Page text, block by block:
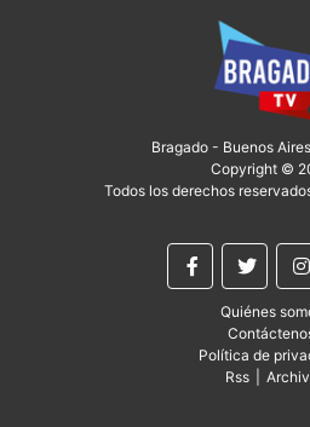
Bragado - Buenos
Copyright ©
Todos los derechos
Quiénes
Política de
Rss